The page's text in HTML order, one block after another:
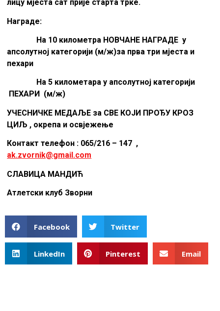
лицу мјеста сат прије старта трке.
Награде:
На 10 километра НОВЧАНЕ НАГРАДЕ у
апсолутној категорији (м/ж)за прва три мјеста и
пехари
На 5 километара у апсолутној категорији
ПЕХАРИ (м/ж)
УЧЕСНИЧКЕ МЕДАЉЕ за СВЕ КОЈИ ПРОЂУ КРОЗ
ЦИЉ , окрепа и освјежење
Контакт телефон : 065/216 – 147 ,
ak.zvornik@gmail.com
СЛАВИЦА МАНДИЋ
Атлетски клуб Зворни
Facebook Twitter
LinkedIn Pinterest Email